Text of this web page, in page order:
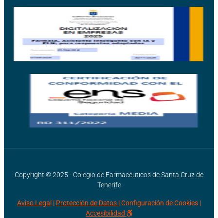
Copyright © 2025 - Colegio de Farmacéuticos de Santa Cruz de
Tenerife
Aviso Legal | Protección de Datos |Configuración de Cookies |
Accesibilidad